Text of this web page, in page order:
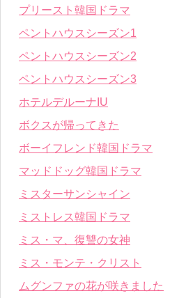
プリースト韓国ドラマ
ペントハウスシーズン1
ペントハウスシーズン2
ペントハウスシーズン3
ホテルデルーナIU
ボクスが帰ってきた
ボーイフレンド韓国ドラマ
マッドドッグ韓国ドラマ
ミスターサンシャイン
ミストレス韓国ドラマ
ミス・マ、復讐の女神
ミス・モンテ・クリスト
ムグンファの花が咲きました